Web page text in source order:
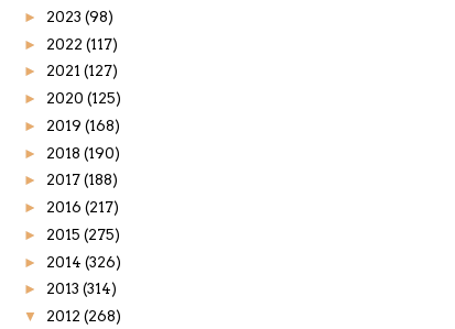
► 2023 (98)
► 2022 (117)
► 2021 (127)
► 2020 (125)
► 2019 (168)
► 2018 (190)
► 2017 (188)
► 2016 (217)
► 2015 (275)
► 2014 (326)
► 2013 (314)
▼ 2012 (268)